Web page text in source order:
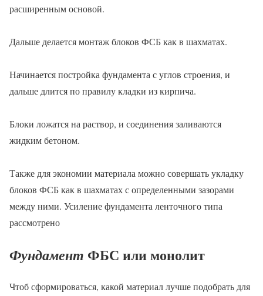
расширенным основой.
Дальше делается монтаж блоков ФСБ как в шахматах.
Начинается постройка фундамента с углов строения, и
дальше длится по правилу кладки из кирпича.
Блоки ложатся на раствор, и соединения заливаются
жидким бетоном.
Также для экономии материала можно совершать укладку
блоков ФСБ как в шахматах с определенными зазорами
между ними. Усиление фундамента ленточного типа
рассмотрено
Фундамент ФБС или монолит
Чтоб сформироваться, какой материал лучше подобрать для